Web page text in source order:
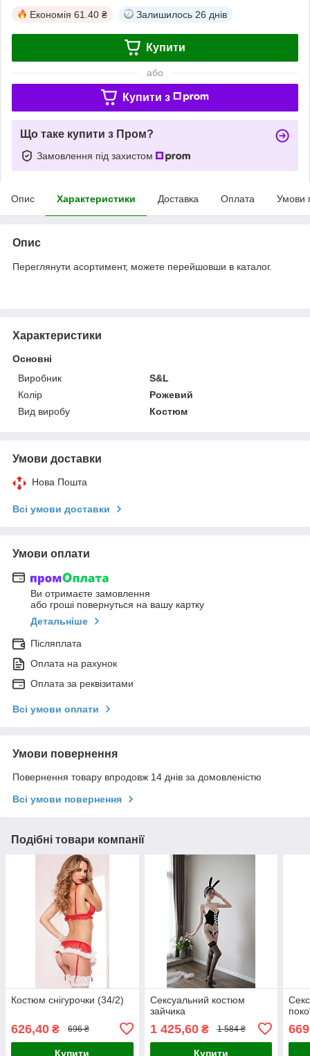
Економія 61.40 ₴ Залишилось 26 днів
Купити
або
Купити з
Що таке купити з Пром?
Замовлення під захистом
Опис Характеристики Доставка Оплата Умови
Опис
Переглянути асортимент, можете перейшовши в каталог.
Характеристики
Основні
Виробник
S&L
Колір
Рожевий
Вид виробу
Костюм
Умови доставки
Нова Пошта
Всі умови доставки
Умови оплати
Ви отримаєте замовлення
або гроші повернуться на вашу картку
Детальніше
Післяплата
Оплата на рахунок
Оплата за реквізитами
Всі умови оплати
Умови повернення
Повернення товару впродовж 14 днів за домовленістю
Всі умови повернення
Подібні товари компанії
Костюм снігурочки (34/2)
626,40 ₴ 696 ₴
Купити
Сексуальний костюм
зайчика
1 425,60₴ 1 584 ₴
Купити